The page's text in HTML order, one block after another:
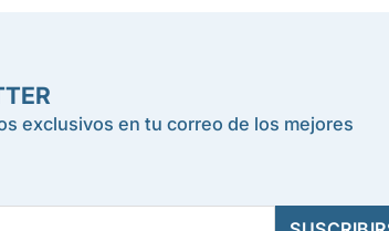
exclusivos en tu correo de los mejores